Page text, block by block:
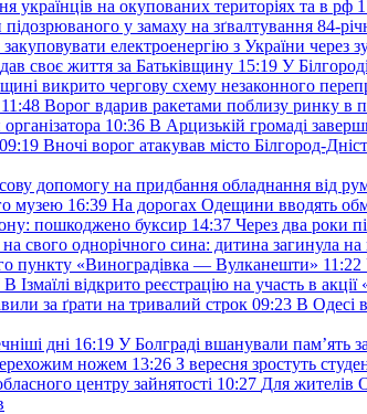
українців на окупованих територіях та в рф
у замаху на зґвалтування 84-
електроенергію з України
своє життя за Батьківщину 15:19 У
викрито чергову схему незаконного
11:48 Ворог вдарив ракетами поблизу ринку
10:36 В Арцизькій громаді
09:19 Вночі ворог атакував місто Білгород-
допомогу на придбання обладнання від
музею 16:39 На дорогах Одещини вводять
пошкоджено буксир 14:37 Через два роки
свого однорічного сина: дитина загинула на
пункту «Виноградівка — Вулканешти» 11:22
В Ізмаїлі відкрито реєстрацію на участь в
за ґрати на тривалий строк 09:23 В Одесі
дні 16:19 У Болграді вшанували пам’ять
ножем 13:26 З вересня зростуть
центру зайнятості 10:27 Для жителів